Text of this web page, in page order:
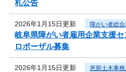
札公告
2026年1月15日更新 障がい者総
岐阜県障がい者雇用企業支援
ロポーザル募集
2026年1月15日更新 恵那土木事